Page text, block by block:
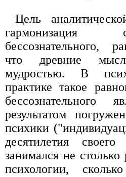
Цель
бессознательного,
что древние
мудростью. В
практике такое
бессознательного
результатом
психики
десятилетия
занимался не столько
психологии,